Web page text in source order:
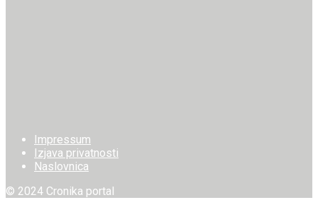
Impressum
Izjava privatnosti
Naslovnica
© 2024 Cronika portal